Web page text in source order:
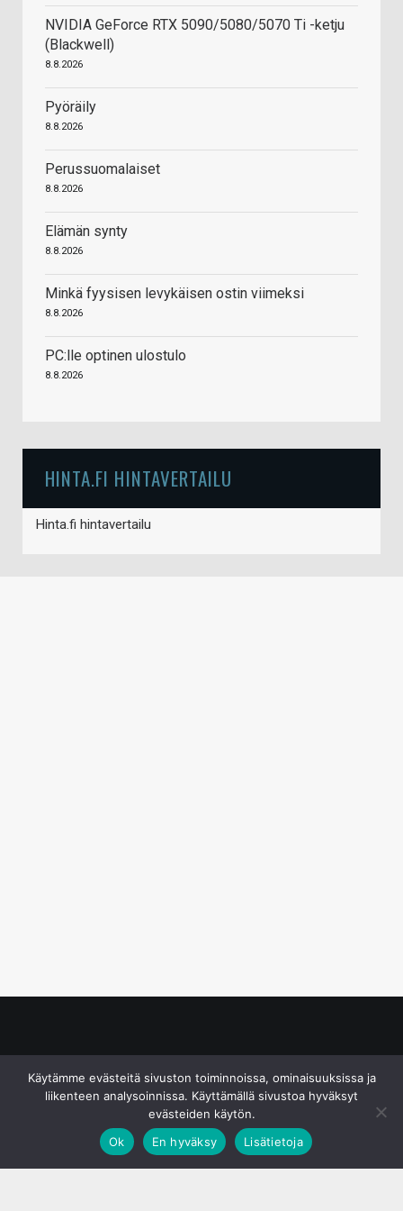
NVIDIA GeForce RTX 5090/5080/5070 Ti -ketju
(Blackwell)
8.8.2026
Pyöräily
8.8.2026
Perussuomalaiset
8.8.2026
Elämän synty
8.8.2026
Minkä fyysisen levykäisen ostin viimeksi
8.8.2026
PC:lle optinen ulostulo
8.8.2026
HINTA.FI HINTAVERTAILU
Hinta.fi hintavertailu
Käytämme evästeitä sivuston toiminnoissa, ominaisuuksissa ja
liikenteen analysoinnissa. Käyttämällä sivustoa hyväksyt
evästeiden käytön.
Ok
En hyväksy Lisätietoja